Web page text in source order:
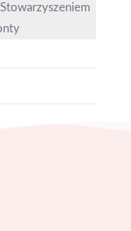
Stowarzyszeniem